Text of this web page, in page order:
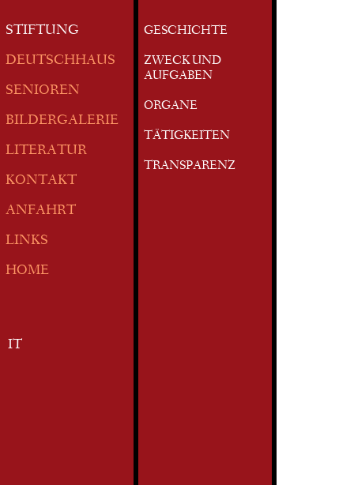
STIFTUNG
DEUTSCHHAUS
SENIOREN
BILDERGALERIE
LITERATUR
KONTAKT
ANFAHRT
LINKS
HOME
IT
GESCHICHTE
ZWECK UND
AUFGABEN
ORGANE
TÄTIGKEITEN
TRANSPARENZ